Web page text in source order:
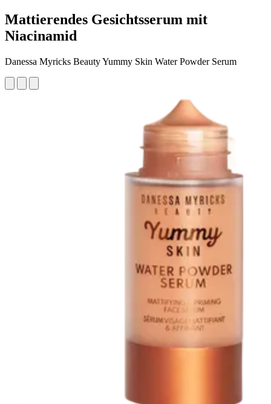
Mattierendes Gesichtsserum mit
Niacinamid
Danessa Myricks Beauty Yummy Skin Water Powder Serum